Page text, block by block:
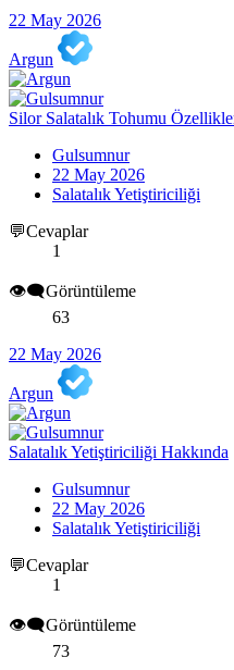
22 May 2026
Argun
Silor Salatalık Tohumu
Gulsumnur
22 May 2026
Salatalık Yetiştiriciliği
💬Cevaplar
1
👁️‍🗨️Görüntüleme
63
22 May 2026
Argun
Salatalık Yetiştiriciliği Hakkında
Gulsumnur
22 May 2026
Salatalık Yetiştiriciliği
💬Cevaplar
1
👁️‍🗨️Görüntüleme
73